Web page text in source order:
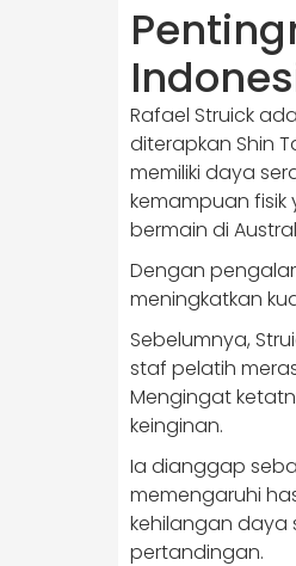
Rafael Struick
diterapkan Shin
memiliki daya
kemampuan
bermain di
Dengan
meningkatkan
Sebelumnya,
staf pelatih
Mengingat
keinginan.
Ia dianggap
memengaruhi
kehilangan daya
pertandingan.